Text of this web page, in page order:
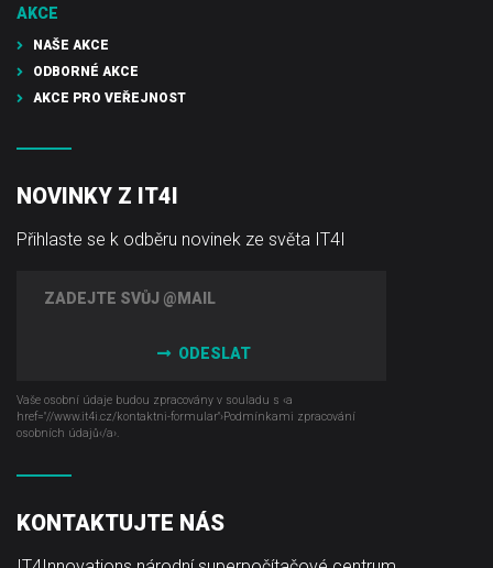
AKCE
NAŠE AKCE
ODBORNÉ AKCE
AKCE PRO VEŘEJNOST
KONTAKTUJTE NÁS
NOVINKY Z IT4I
Přihlaste se k odběru novinek ze světa IT4I
ODESLAT
Vaše osobní údaje budou zpracovány v souladu s ‹a
href="//www.it4i­.cz/kontaktni-formular"›Podmínkami zpracování
osobních údajů‹/a›.